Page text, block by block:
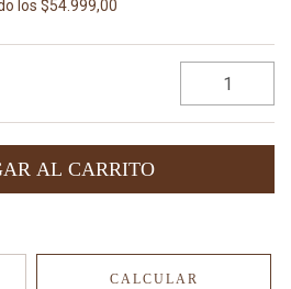
los$54.999,00
CALCULAR